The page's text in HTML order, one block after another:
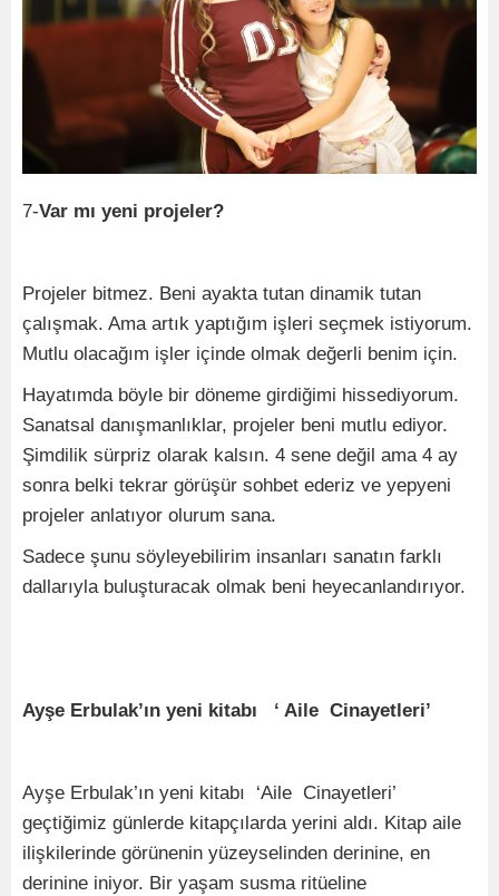
7-Var mı yeni projeler?
Projeler bitmez. Beni ayakta tutan dinamik tutan
çalışmak. Ama artık yaptığım işleri seçmek istiyorum.
Mutlu olacağım işler içinde olmak değerli benim için.
Hayatımda böyle bir döneme girdiğimi hissediyorum.
Sanatsal danışmanlıklar, projeler beni mutlu ediyor.
Şimdilik sürpriz olarak kalsın. 4 sene değil ama 4 ay
sonra belki tekrar görüşür sohbet ederiz ve yepyeni
projeler anlatıyor olurum sana.
Sadece şunu söyleyebilirim insanları sanatın farklı
dallarıyla buluşturacak olmak beni heyecanlandırıyor.
Ayşe Erbulak’ın yeni kitabı ‘ Aile Cinayetleri’
Ayşe Erbulak’ın yeni kitabı ‘Aile Cinayetleri’
geçtiğimiz günlerde kitapçılarda yerini aldı. Kitap aile
ilişkilerinde görünenin yüzeyselinden derinine, en
derinine iniyor. Bir yaşam susma ritüeline